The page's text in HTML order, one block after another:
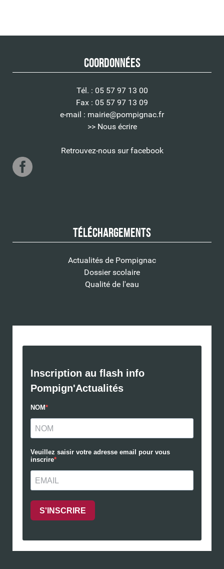
Coordonnées
Tél. : 05 57 97 13 00
Fax : 05 57 97 13 09
e-mail : mairie@pompignac.fr
>> Nous écrire
Retrouvez-nous sur facebook
Téléchargements
Actualités de Pompignac
Dossier scolaire
Qualité de l'eau